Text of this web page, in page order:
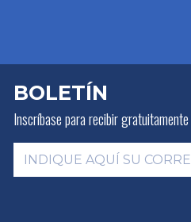
BOLETÍN
Inscríbase para recibir gratuitamente